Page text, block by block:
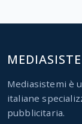
Mediasistemi è
italiane
pubblicitaria.